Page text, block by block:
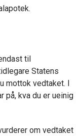
til
Statens
mottok vedtaket. I
på, kva du er ueinig
om vedtaket